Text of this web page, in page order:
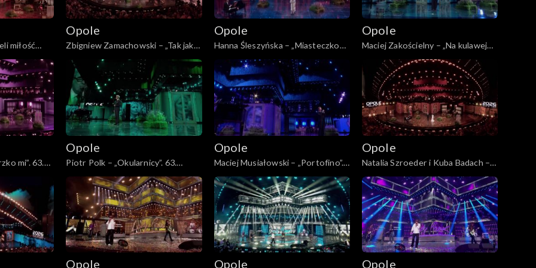
miłość
mnie już nie
Opole
Zbigniew Zamachowski – „Tak jak
malował pan Chagall”. 63. KFPP:
„Kiedy mnie już nie będzie...”.
Koncert w hołdzie Magdzie Umer i
Agnieszce Osieckiej
Opole
Hanna Śleszyńska – „Miasteczko
Bełz”. 63. KFPP: „Kiedy mnie już nie
będzie...”. Koncert w hołdzie
Magdzie Umer i Agnieszce
Osieckiej
Opole
Maciej Zakościelny – „Na kulawej
naszej barce”. 63. KFPP: „Kiedy
mnie już nie będzie...”. Koncert w
hołdzie Magdzie Umer i Agnieszce
Osieckiej
mi”. 63.
będzie...”.
Umer i
Opole
Piotr Polk – „Okularnicy”. 63.
KFPP: „Kiedy mnie już nie będzie...”.
Koncert w hołdzie Magdzie Umer i
Agnieszce Osieckiej
Opole
Maciej Musiałowski – „Portofino”.
63. KFPP: „Kiedy mnie już nie
będzie...”. Koncert w hołdzie
Magdzie Umer i Agnieszce
Osieckiej
Opole
Natalia Szroeder i Kuba Badach –
„W żółtych płomieniach liści”. 63.
KFPP: „Kiedy mnie już nie będzie...”.
Koncert w hołdzie Magdzie Umer i
Agnieszce Osieckiej
Opole Opole Opole